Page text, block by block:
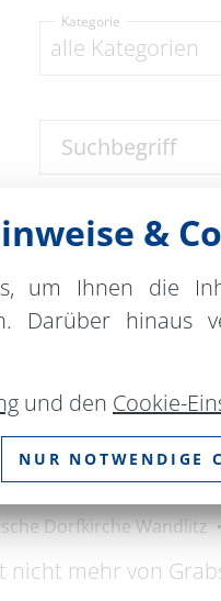
alle Kategorien
Kategorie
Suchbegriff
bitte wählen
Dorfkirche Wandlitz
mehr von
&
um Ihnen die
Darüber hinaus
und den Cookie-
NUR NOTWENDIGE